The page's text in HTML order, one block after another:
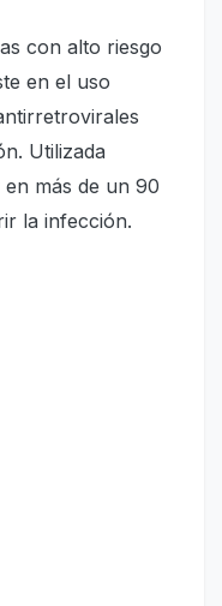
con alto riesgo
en el uso
Utilizada
más de un 90
la infección.